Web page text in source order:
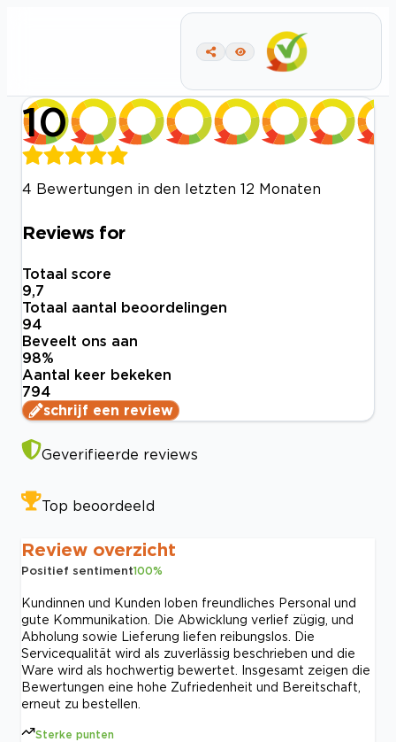
10
4 Bewertungen in den letzten 12 Monaten
Reviews for
Totaal score
9,7
Totaal aantal beoordelingen
94
Beveelt ons aan
98%
Aantal keer bekeken
794
schrijf een review
Geverifieerde reviews
Top beoordeeld
Review overzicht
Positief sentiment100%
Kundinnen und Kunden loben freundliches Personal und
gute Kommunikation. Die Abwicklung verlief zügig, und
Abholung sowie Lieferung liefen reibungslos. Die
Servicequalität wird als zuverlässig beschrieben und die
Ware wird als hochwertig bewertet. Insgesamt zeigen die
Bewertungen eine hohe Zufriedenheit und Bereitschaft,
erneut zu bestellen.
Sterke punten